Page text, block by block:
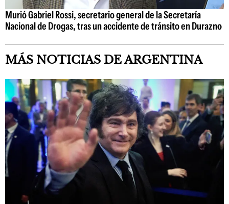
Murió Gabriel Rossi, secretario general de la Secretaría
Nacional de Drogas, tras un accidente de tránsito en Durazno
MÁS NOTICIAS DE ARGENTINA